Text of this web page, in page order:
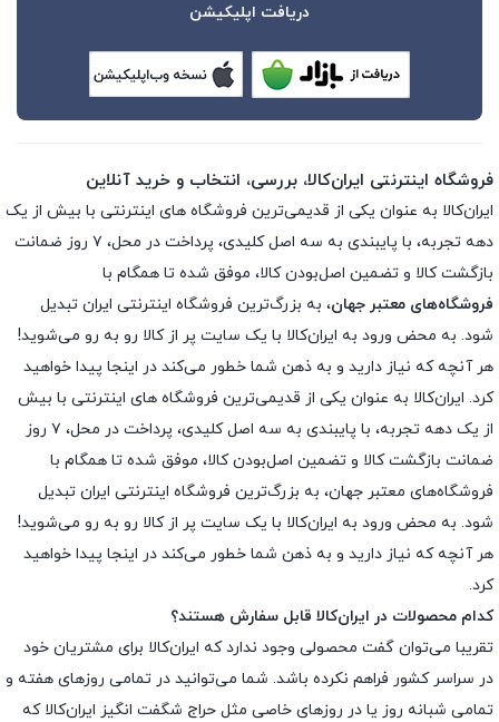
دریافت اپلیکیشن
فروشگاه اینترنتی ایران‌کالا، بررسی، انتخاب و خرید آنلاین
ایران‌کالا به عنوان یکی از قدیمی‌ترین فروشگاه های اینترنتی با بیش از یک
دهه تجربه، با پایبندی به سه اصل کلیدی، پرداخت در محل، ۷ روز ضمانت
بازگشت کالا و تضمین اصل‌بودن کالا، موفق شده تا همگام با
فروشگاه‌های معتبر جهان، به بزرگ‌ترین فروشگاه اینترنتی ایران تبدیل
شود. به محض ورود به ایران‌کالا با یک سایت پر از کالا رو به رو می‌شوید!
هر آنچه که نیاز دارید و به ذهن شما خطور می‌کند در اینجا پیدا خواهید
کرد. ایران‌کالا به عنوان یکی از قدیمی‌ترین فروشگاه های اینترنتی با بیش
از یک دهه تجربه، با پایبندی به سه اصل کلیدی، پرداخت در محل، ۷ روز
ضمانت بازگشت کالا و تضمین اصل‌بودن کالا، موفق شده تا همگام با
فروشگاه‌های معتبر جهان، به بزرگ‌ترین فروشگاه اینترنتی ایران تبدیل
شود. به محض ورود به ایران‌کالا با یک سایت پر از کالا رو به رو می‌شوید!
هر آنچه که نیاز دارید و به ذهن شما خطور می‌کند در اینجا پیدا خواهید
کرد.
کدام محصولات در ایران‌کالا قابل سفارش هستند؟
تقریبا می‌توان گفت محصولی وجود ندارد که ایران‌کالا برای مشتریان خود
در سراسر کشور فراهم نکرده باشد. شما می‌توانید در تمامی روزهای هفته و
تمامی شبانه روز یا در روزهای خاصی مثل حراج شگفت انگیز ایران‌کالا که